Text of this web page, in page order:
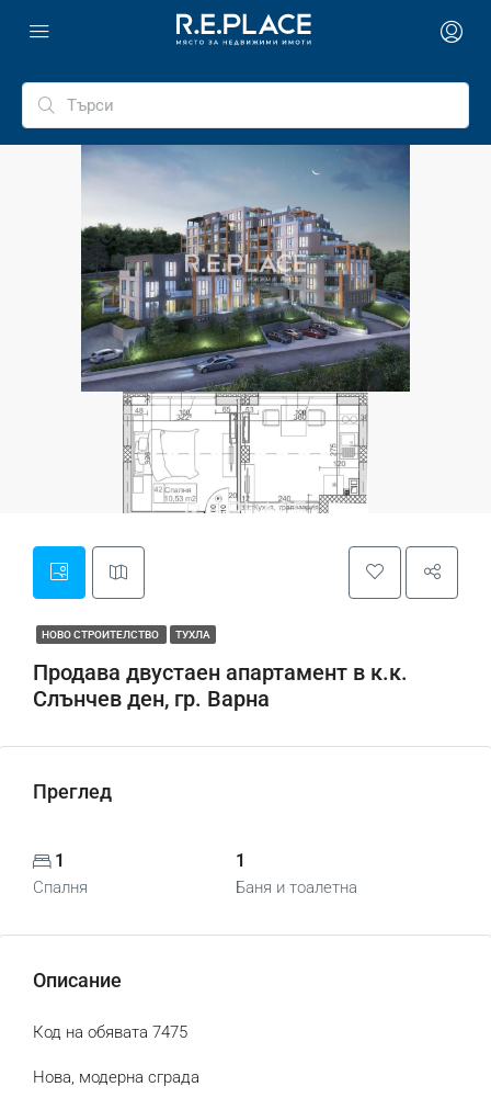
НОВО СТРОИТЕЛСТВО ТУХЛА
Продава двустаен апартамент в к.к.
Слънчев ден, гр. Варна
Преглед
1
Спалня
1
Баня и тоалетна
Описание
Код на обявата 7475
Нова, модерна сграда